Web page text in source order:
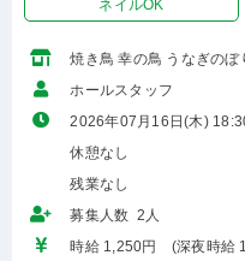
ネイルOK
焼き鳥 幸の鳥 うなぎのぼ
ホールスタッフ
2026年07月16日(木)
休憩なし
残業なし
募集人数 2人
時給 1,250円 (深夜時給